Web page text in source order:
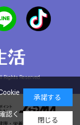
Rights Reserved.
康・栄養食品協会会員
認く
閉じる
承諾する